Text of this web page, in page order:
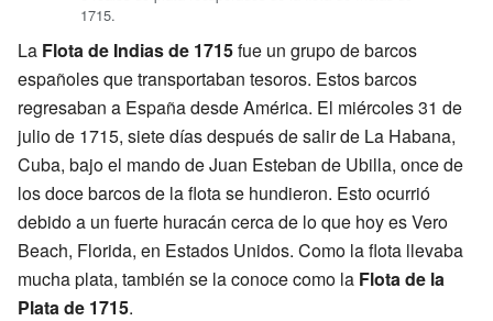
1715.
La Flota de Indias de 1715fue un grupo de barcos
españoles que transportaban tesoros. Estos barcos
regresaban a España desde América. El miércoles 31 de
julio de 1715, siete días después de salir de La Habana,
Cuba, bajo el mando de Juan Esteban de Ubilla, once de
los doce barcos de la flota se hundieron. Esto ocurrió
debido a un fuerte huracán cerca de lo que hoy es Vero
Beach, Florida, en Estados Unidos. Como la flota llevaba
mucha plata, también se la conoce como la Flota de la
Plata de 1715.